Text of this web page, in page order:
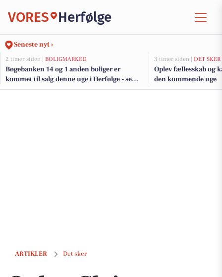
VORES Herfølge
Seneste nyt ›
2 timer siden | BOLIGMARKED
Bøgebanken 14 og 1 anden boliger er
kommet til salg denne uge i Herfølge - se
boligerne her.
3 timer siden | DET SKER
Oplev fællesskab og
den kommende uge
ARTIKLER Det sker
Oplev Claire Keegans mesterværk på Herfølge Bibliotek